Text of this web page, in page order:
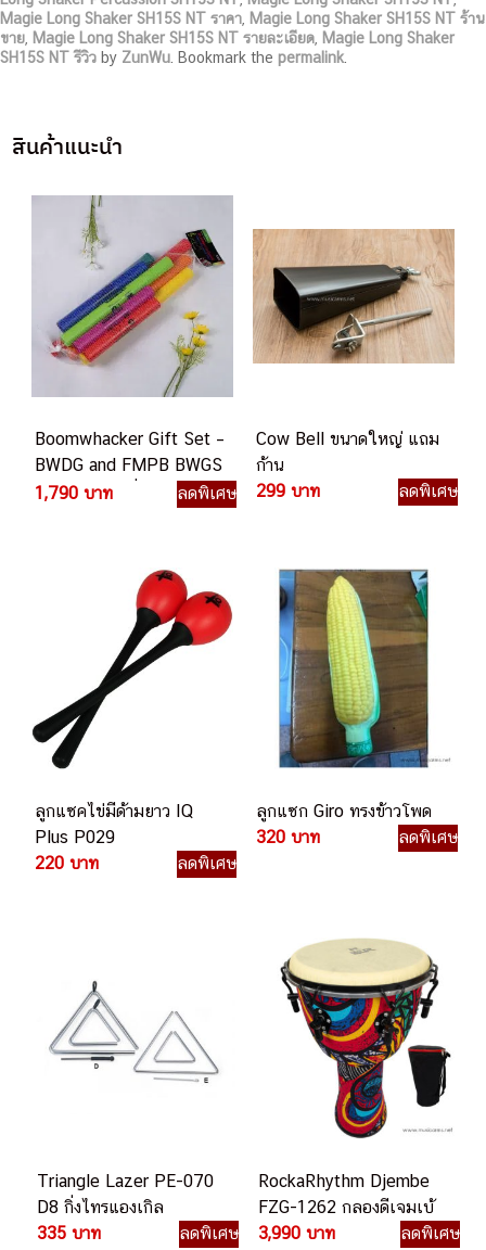
Magie Long Shaker SH15S NT ราคา, Magie Long Shaker SH15S NT ร้าน
ขาย, Magie Long Shaker SH15S NT รายละเอียด, Magie Long Shaker
SH15S NT รีวิว by ZunWu. Bookmark the permalink.
สินค้าแนะนำ
Boomwhacker Gift Set –
BWDG and FMPB BWGS
ชุดของขวัญเครื่องดนตรี
1,790 บาท ลดพิเศษ
Cow Bell ขนาดใหญ่ แถม
ก้าน
299 บาท
ลดพิเศษ
ลูกแซคไข่มีด้ามยาว IQ
Plus P029
220 บาท
ลดพิเศษ
ลูกแซก Giro ทรงข้าวโพด
320 บาท
ลดพิเศษ
Triangle Lazer PE-070
D8 กิ่งไทรแองเกิล
335 บาท
ลดพิเศษ
RockaRhythm Djembe
FZG-1262 กลองดีเจมเบ้
3,990 บาท
ลดพิเศษ